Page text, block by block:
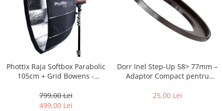
Phottix Raja Softbox Parabolic
105cm + Grid Bowens -
799,00 Lei
499,00 Lei
Dorr Inel Step-Up 58> 77mm –
Adaptor Compact pentru
25,00 Lei